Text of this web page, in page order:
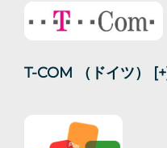
T-COM （ドイツ）